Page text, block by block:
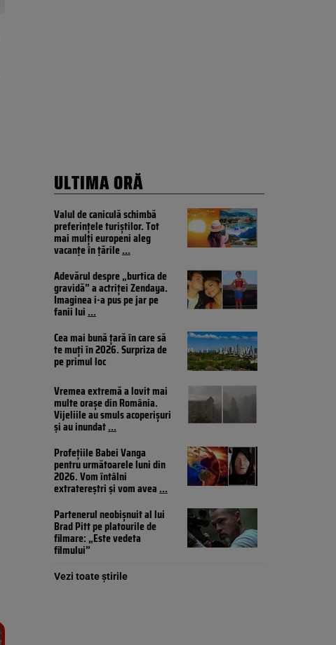
ULTIMA ORĂ
Valul de caniculă schimbă
preferințele turiștilor. Tot
mai mulți europeni aleg
vacanțe în țările...
Adevărul despre „burtica de
gravidă” a actriței Zendaya.
Imaginea i-a pus pe jar pe
fanii lui...
Cea mai bună țară în care să
te muți în 2026. Surpriza de
pe primul loc
Vremea extremă a lovit mai
multe orașe din România.
Vijeliile au smuls acoperișuri
și au inundat...
Profețiile Babei Vanga
pentru următoarele luni din
2026. Vom întâlni
extratereștri și vom avea...
Partenerul neobișnuit al lui
Brad Pitt pe platourile de
filmare: „Este vedeta
filmului”
Vezi toate știrile